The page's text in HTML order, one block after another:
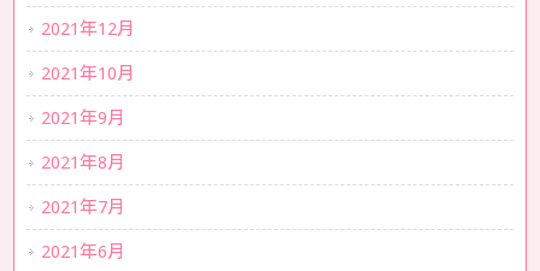
2021年12月
2021年10月
2021年9月
2021年8月
2021年7月
2021年6月